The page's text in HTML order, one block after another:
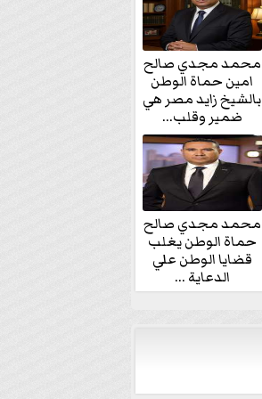
محمد مجدي صالح
امين حماة الوطن
بالشيخ زايد مصر هي
ضمير وقلب...
محمد مجدي صالح
حماة الوطن يغلب
قضايا الوطن علي
الدعاية ...